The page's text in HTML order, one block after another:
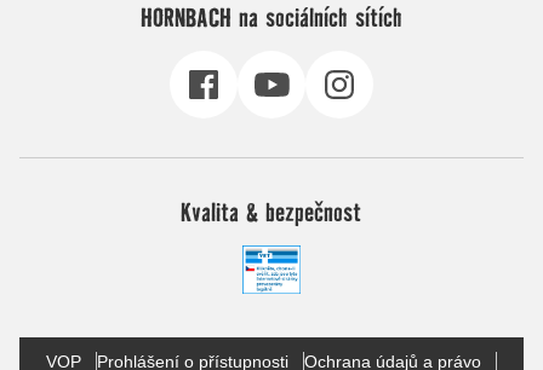
HORNBACH na sociálních sítích
Kvalita & bezpečnost
VOP Prohlášení o přístupnosti
Ochrana údajů a právo